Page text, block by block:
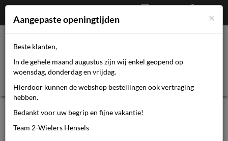
€0,00
Afrekenen
Mijn account
Naafd Sram 3/5/7v dt5 stelplaat l
remplaat
×
Aangepaste openingtijden
Beste klanten,
In de gehele maand augustus zijn wij enkel geopend op
woensdag, donderdag en vrijdag.
Hierdoor kunnen de webshop bestellingen ook vertraging
hebben.
Bedankt voor uw begrip en fijne vakantie!
Team 2-Wielers Hensels